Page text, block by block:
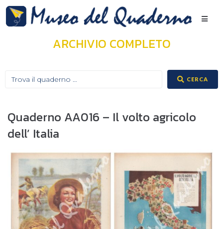
ARCHIVIO COMPLETO
CERCA
Quaderno AA016 – Il volto agricolo
dell’ Italia